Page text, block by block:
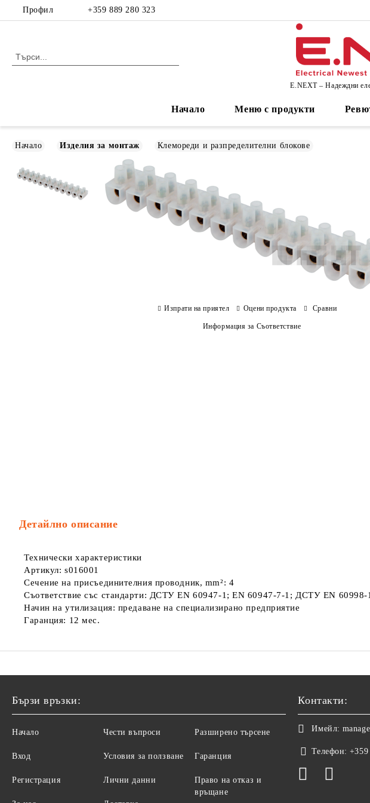
Профил +359 889 280 323
E.NEXT – Надеждни
Начало Меню с продукти
Начало Изделия за монтаж Клемореди и разпределителни блокове
Изпрати на приятел Оцени продукта Сравни
Информация за Съответствие
Детайлно описание
Технически характеристики
Артикул: s016001
Сечение на присъединителния проводник, mm²: 4
Съответствие със стандарти: ДСТУ EN 60947-1; EN 60947-7-1; ДСТУ EN 60998-1
Начин на утилизация: предаване на специализирано предприятие
Гаранция: 12 мес.
Бързи връзки:
Начало
Вход
Регистрация
Чести въпроси
Условия за ползване
Лични данни
Разширено търсене
Гаранция
Право на отказ и
връщане
Контакти:
Имейл:
Телефон: +359